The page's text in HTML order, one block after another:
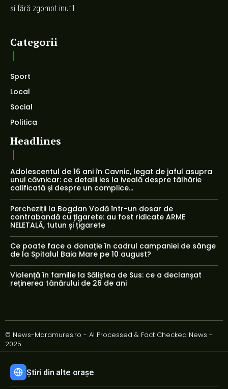
și fără zgomot inutil.
Categorii
Sport
Local
Social
Politica
Headlines
Adolescentul de 16 ani în Cavnic, legat de jaful asupra
unui căvnicar: ce detalii ies la iveală despre tâlhărie
calificată și despre un complice...
Percheziții la Bogdan Vodă într-un dosar de
contrabandă cu țigarete: au fost ridicate ARME
NELETALĂ, tutun și țigarete
Ce poate face o donație în cadrul campaniei de sânge
de la Spitalul Baia Mare pe 10 august?
Violență în familie la Săliștea de Sus: ce a declanșat
reținerea tânărului de 26 de ani
© News-Maramures.ro - AI Processed & Fact Checked News -
2025
Știri din alte orașe